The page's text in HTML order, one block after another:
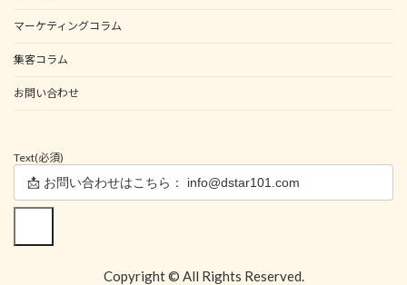
マーケティングコラム
集客コラム
お問い合わせ
Text(必須)
Copyright © All Rights Reserved.